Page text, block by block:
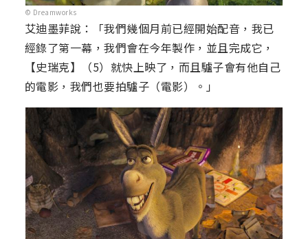
© Dreamworks
艾迪墨菲說：「我們幾個月前已經開始配音，我已
經錄了第一幕，我們會在今年製作，並且完成它，
【史瑞克】（5）就快上映了，而且驢子會有他自己
的電影，我們也要拍驢子（電影）。」